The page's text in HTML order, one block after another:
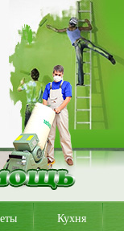
Кухня